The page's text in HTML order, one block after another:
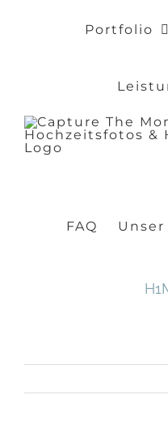
Portfolio
FAQ Unser